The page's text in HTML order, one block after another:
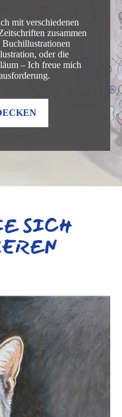
mit verschiedenen
zusammen
Buchillustrationen
oder die
– Ich freue mich
SICH